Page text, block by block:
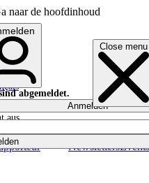
naar de hoofdinhoud
Close menu
NewslettersEvents
abgemeldet.
Anmelden
aus